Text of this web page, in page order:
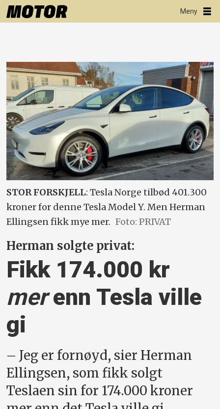
STOR FORSKJELL: Tesla Norge tilbød 401.300
kroner for denne Tesla Model Y. Men Herman
Ellingsen fikk mye mer. Foto: PRIVAT
Herman solgte privat:
Fikk 174.000 kr
merenn Tesla ville
gi
– Jeg er fornøyd, sier Herman
Ellingsen, som fikk solgt
Teslaen sin for 174.000 kroner